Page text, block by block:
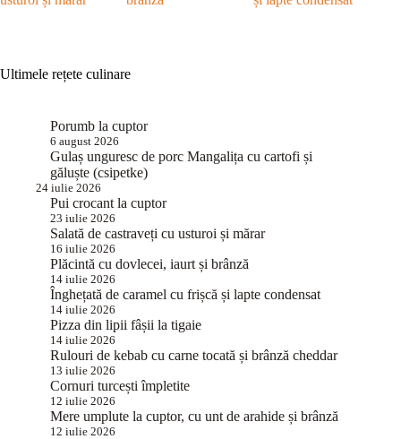
Ultimele rețete culinare
Porumb la cuptor
6 august 2026
Gulaș unguresc de porc Mangalița cu cartofi și
găluște (csipetke)
24 iulie 2026
Pui crocant la cuptor
23 iulie 2026
Salată de castraveți cu usturoi și mărar
16 iulie 2026
Plăcintă cu dovlecei, iaurt și brânză
14 iulie 2026
Înghețată de caramel cu frișcă și lapte condensat
14 iulie 2026
Pizza din lipii fâșii la tigaie
14 iulie 2026
Rulouri de kebab cu carne tocată și brânză cheddar
13 iulie 2026
Cornuri turcești împletite
12 iulie 2026
Mere umplute la cuptor, cu unt de arahide și brânză
12 iulie 2026